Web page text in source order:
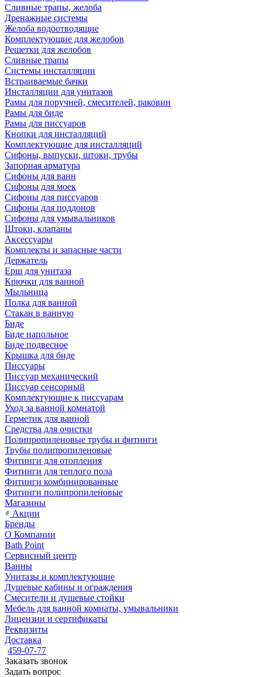
Сливные трапы, желоба
Дренажные системы
Желоба водоотводящие
Комплектующие для желобов
Решетки для желобов
Сливные трапы
Системы инсталляции
Встраиваемые бачки
Инсталляции для унитазов
Рамы для поручней, смесителей, раковин
Рамы для биде
Рамы для писсуаров
Кнопки для инсталляций
Комплектующие для инсталляций
Сифоны, выпуски, штоки, трубы
Запорная арматура
Сифоны для ванн
Сифоны для моек
Сифоны для писсуаров
Сифоны для поддонов
Сифоны для умывальников
Штоки, клапаны
Аксессуары
Комплекты и запасные части
Держатель
Ерш для унитаза
Крючки для ванной
Мыльница
Полка для ванной
Стакан в ванную
Биде
Биде напольное
Биде подвесное
Крышка для биде
Писсуары
Писсуар механический
Писсуар сенсорный
Комплектующие к писсуарам
Уход за ванной комнатой
Герметик для ванной
Средства для очистки
Полипропиленовые трубы и фитинги
Трубы полипропиленовые
Фитинги для отопления
Фитинги для теплого пола
Фитинги комбинированные
Фитинги полипропиленовые
Магазины
Акции
Бренды
О Компании
Bath Point
Сервисный центр
Ванны
Унитазы и комплектующие
Душевые кабины и ограждения
Смесители и душевые стойки
Мебель для ванной комнаты, умывальники
Лицензии и сертификаты
Реквизиты
Доставка
459-07-77
Заказать звонок
Задать вопрос